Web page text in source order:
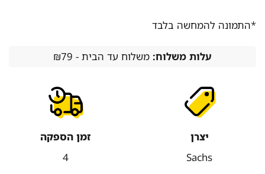
*התמונה להמחשה בלבד
עלות משלוח:משלוח עד הבית - ₪79
יצרן
Sachs
זמן הספקה
4